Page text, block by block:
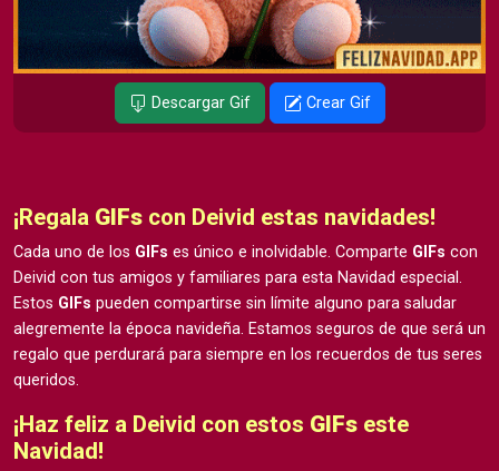
Descargar Gif Crear Gif
¡Regala GIFs con Deivid estas navidades!
Cada uno de los GIFs es único e inolvidable. Comparte GIFs con
Deivid con tus amigos y familiares para esta Navidad especial.
Estos GIFs pueden compartirse sin límite alguno para saludar
alegremente la época navideña. Estamos seguros de que será un
regalo que perdurará para siempre en los recuerdos de tus seres
queridos.
¡Haz feliz a Deivid con estos GIFs este
Navidad!